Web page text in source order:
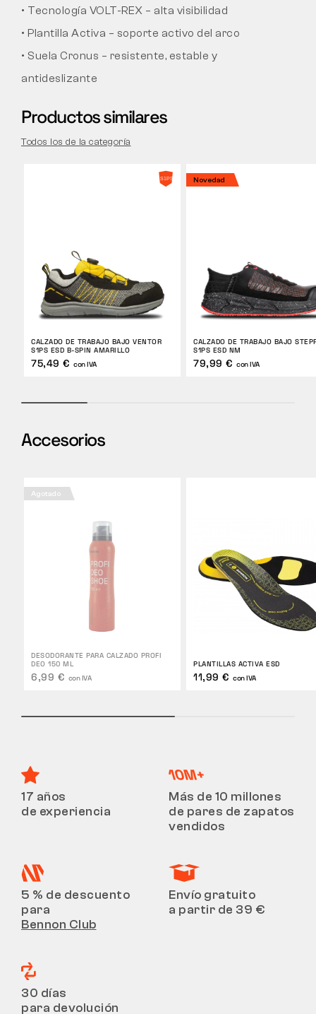
• Tecnología VOLT-REX – alta visibilidad
• Plantilla Activa – soporte activo del arco
• Suela Cronus – resistente, estable y
antideslizante
Productos similares
Todos los de la categoría
CALZADO DE TRABAJO BAJO VENTOR
S1PS ESD B-SPIN AMARILLO
75,49 € con IVA
Novedad
CALZADO DE TRABAJO BAJO
S1PS ESD NM
79,99 € con IVA
Accesorios
Agotado
DESODORANTE PARA CALZADO PROFI
DEO 150 ML
6,99 € con IVA
PLANTILLAS ACTIVA ESD
11,99 € con IVA
17 años
de experiencia
Más de 10 millones
de pares de zapatos
vendidos
5 % de descuento
para
Bennon Club
Envío gratuito
a partir de 39 €
30 días
para devolución